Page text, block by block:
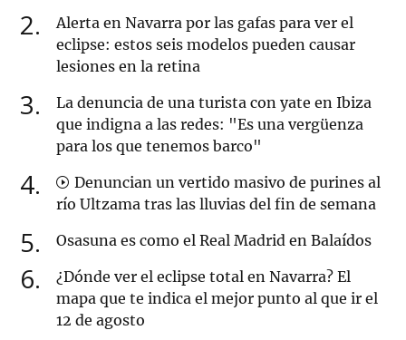
2
Alerta en Navarra por las gafas para ver el
eclipse: estos seis modelos pueden causar
lesiones en la retina
3
La denuncia de una turista con yate en Ibiza
que indigna a las redes: "Es una vergüenza
para los que tenemos barco"
4
Denuncian un vertido masivo de purines al
río Ultzama tras las lluvias del fin de semana
5 Osasuna es como el Real Madrid en Balaídos
6
¿Dónde ver el eclipse total en Navarra? El
mapa que te indica el mejor punto al que ir el
12 de agosto